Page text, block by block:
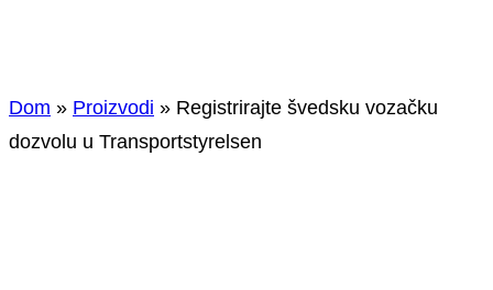
Dom » Proizvodi » Registrirajte švedsku vozačku
dozvolu u Transportstyrelsen